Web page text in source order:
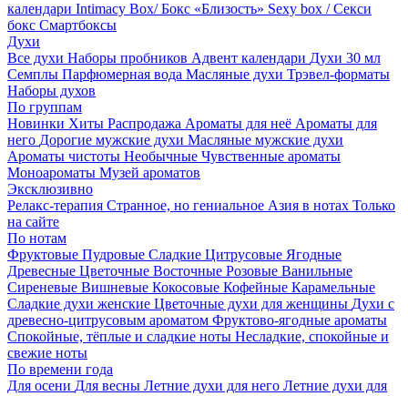
календари Intimacy Box/ Бокс «Близость» Sexy box / Секси
бокс Смартбоксы
Духи
Все духи Наборы пробников Адвент календари Духи 30 мл
Семплы Парфюмерная вода Масляные духи Трэвел-форматы
Наборы духов
По группам
Новинки Хиты Распродажа Ароматы для неё Ароматы для
него Дорогие мужские духи Масляные мужские духи
Ароматы чистоты Необычные Чувственные ароматы
Моноароматы Музей ароматов
Эксклюзивно
Релакс-терапия Странное, но гениальное Азия в нотах Только
на сайте
По нотам
Фруктовые Пудровые Сладкие Цитрусовые Ягодные
Древесные Цветочные Восточные Розовые Ванильные
Сиреневые Вишневые Кокосовые Кофейные Карамельные
Сладкие духи женские Цветочные духи для женщины Духи с
древесно-цитрусовым ароматом Фруктово-ягодные ароматы
Спокойные, тёплые и сладкие ноты Несладкие, спокойные и
свежие ноты
По времени года
Для осени Для весны Летние духи для него Летние духи для